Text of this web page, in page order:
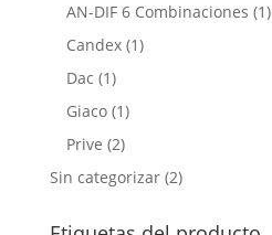
AN-DIF 6 Combinaciones (1)
Candex (1)
Dac (1)
Giaco (1)
Prive (2)
Sin categorizar (2)